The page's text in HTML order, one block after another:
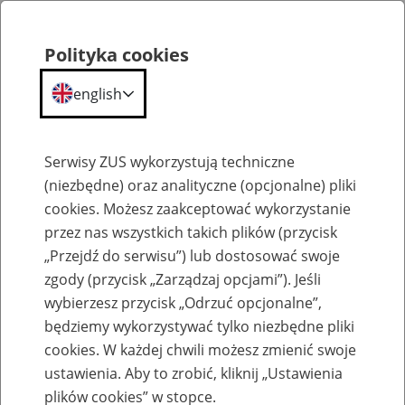
Komunikaty
Polityka cookies
english
Serwisy ZUS wykorzystują techniczne
(niezbędne) oraz analityczne (opcjonalne) pliki
cookies. Możesz zaakceptować wykorzystanie
przez nas wszystkich takich plików (przycisk
„Przejdź do serwisu”) lub dostosować swoje
zgody (przycisk „Zarządzaj opcjami”). Jeśli
wybierzesz przycisk „Odrzuć opcjonalne”,
będziemy wykorzystywać tylko niezbędne pliki
cookies. W każdej chwili możesz zmienić swoje
ustawienia. Aby to zrobić, kliknij „Ustawienia
plików cookies” w stopce.